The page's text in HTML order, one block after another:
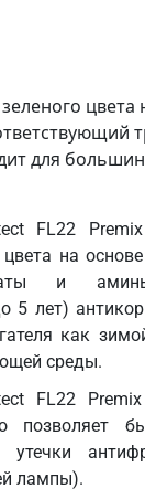
цвета
для
FL22
на
и
5 лет)
как
среды.
FL22
позволяет
утечки
лампы).